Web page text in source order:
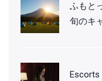
ふもと
旬のキ
Escorts